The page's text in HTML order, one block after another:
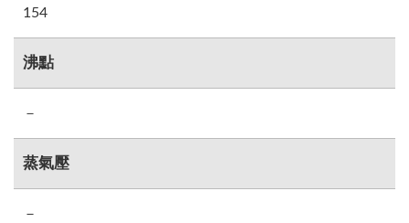
154
沸點
－
蒸氣壓
－